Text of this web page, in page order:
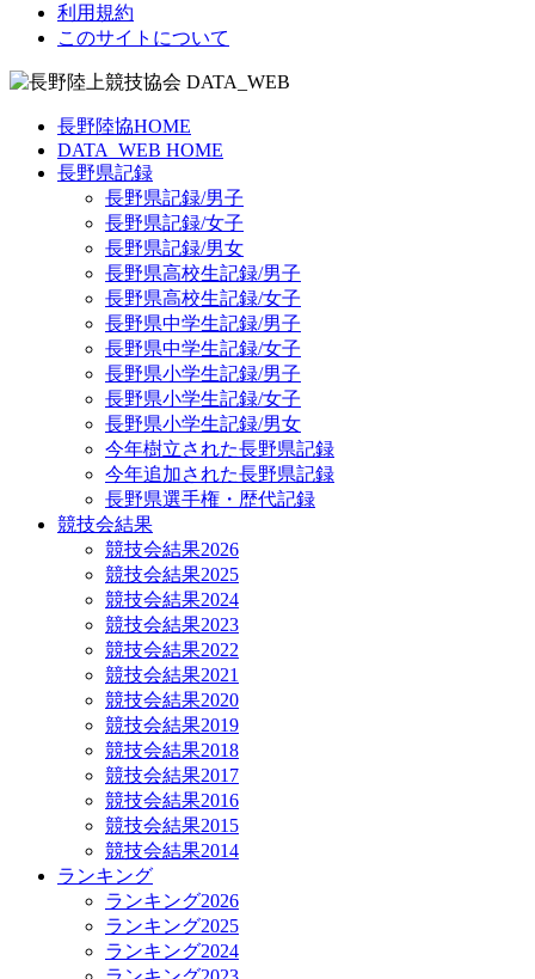
利用規約
このサイトについて
長野陸協HOME
DATA_WEB HOME
長野県記録
長野県記録/男子
長野県記録/女子
長野県記録/男女
長野県高校生記録/男子
長野県高校生記録/女子
長野県中学生記録/男子
長野県中学生記録/女子
長野県小学生記録/男子
長野県小学生記録/女子
長野県小学生記録/男女
今年樹立された長野県記録
今年追加された長野県記録
長野県選手権・歴代記録
競技会結果
競技会結果2026
競技会結果2025
競技会結果2024
競技会結果2023
競技会結果2022
競技会結果2021
競技会結果2020
競技会結果2019
競技会結果2018
競技会結果2017
競技会結果2016
競技会結果2015
競技会結果2014
ランキング
ランキング2026
ランキング2025
ランキング2024